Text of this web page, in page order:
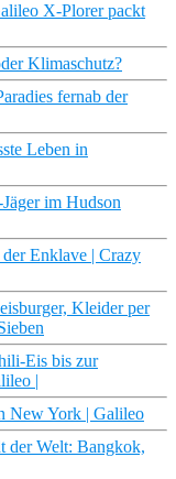
X-Plorer packt
Klimaschutz?
fernab der
Leben in
im Hudson
Enklave | Crazy
Kleider per
Eis bis zur
|
New York | Galileo
der Welt: Bangkok,